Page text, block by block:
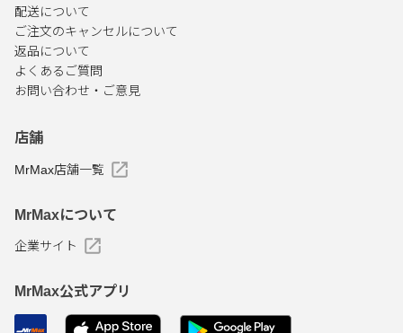
配送について
ご注文のキャンセルについて
返品について
よくあるご質問
お問い合わせ・ご意見
店舗
MrMax店舗一覧
MrMaxについて
企業サイト
MrMax公式アプリ